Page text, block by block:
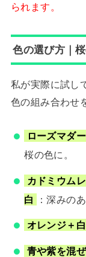
られます。
色の選び方｜
私が実際に試し
色の組み合わせ
ローズマダ
桜の色に。
カドミウム
白
：深みの
オレンジ＋白
青や紫を混